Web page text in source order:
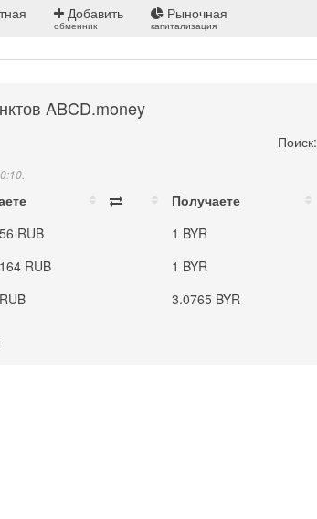
Добавить
обменник
Рыночная
капитализация
ABCD.money
Поиск:
Получаете
RUB 1 BYR
RUB 1 BYR
3.0765 BYR